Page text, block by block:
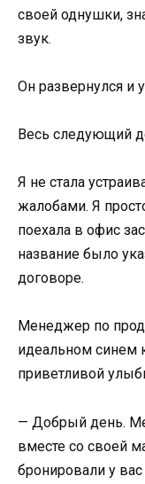
своей однушки,
звук.
Он развернулся и
Весь следующий
Я не стала
жалобами. Я
поехала в офис
название было
договоре.
Менеджер по
идеальном синем
приветливой
— Добрый день.
вместе со своей
бронировали у вас